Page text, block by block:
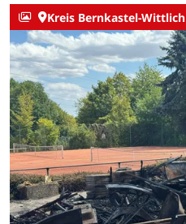
Kreis Bernkastel-Wittlich